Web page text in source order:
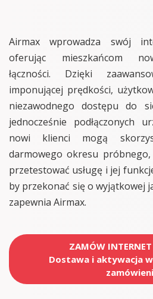
Airmax wprowadza swój
oferując mieszkańcom
łączności. Dzięki
imponującej prędkości,
niezawodnego dostępu do
jednocześnie podłączonych
nowi klienci mogą
darmowego okresu
przetestować usługę i jej
by przekonać się o wyjątkowej
zapewnia Airmax.
ZAMÓW
Dostawa i aktywacja